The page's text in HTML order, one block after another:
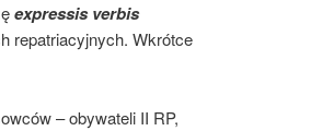
expressis verbis
repatriacyjnych. Wkrótce
– obywateli II RP,